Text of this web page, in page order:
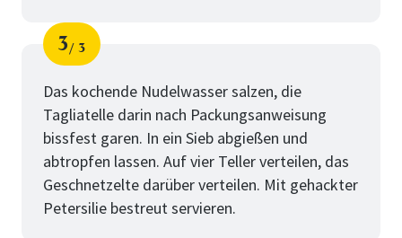
Schritt
3
von
3
Das kochende Nudelwasser salzen, die
Tagliatelle darin nach Packungsanweisung
bissfest garen. In ein Sieb abgießen und
abtropfen lassen. Auf vier Teller verteilen, das
Geschnetzelte darüber verteilen. Mit gehackter
Petersilie bestreut servieren.